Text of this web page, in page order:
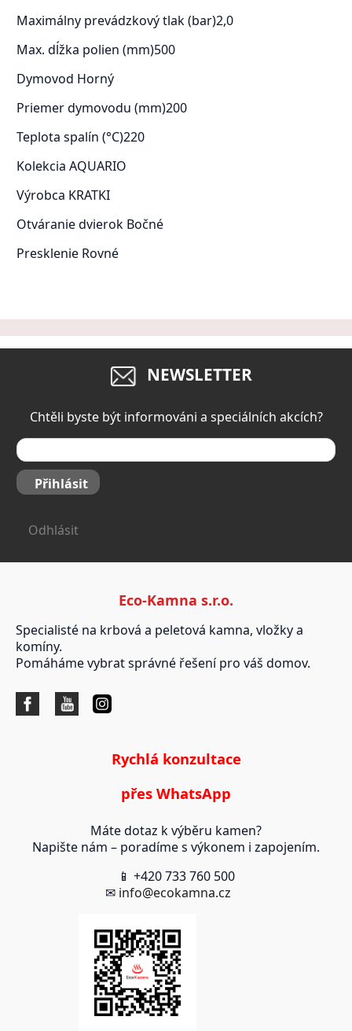
Maximálny prevádzkový tlak (bar)2,0
Max. dĺžka polien (mm)500
Dymovod Horný
Priemer dymovodu (mm)200
Teplota spalín (°C)220
Kolekcia AQUARIO
Výrobca KRATKI
Otváranie dvierok Bočné
Presklenie Rovné
NEWSLETTER
Chtěli byste být informováni a speciálních akcích?
Přihlásit
Odhlásit
Eco-Kamna s.r.o.
Specialisté na krbová a peletová kamna, vložky a
komíny.
Pomáháme vybrat správné řešení pro váš domov.
Rychlá konzultace
přes WhatsApp
Máte dotaz k výběru kamen?
Napište nám – poradíme s výkonem i zapojením.
📱 +420 733 760 500
✉ info@ecokamna.cz